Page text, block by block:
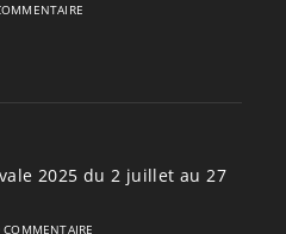
2025 du 2 juillet au 27
COMMENTAIRE